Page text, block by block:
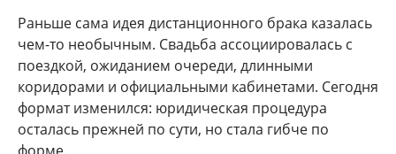
Раньше сама идея дистанционного брака казалась
чем-то необычным. Свадьба ассоциировалась с
поездкой, ожиданием очереди, длинными
коридорами и официальными кабинетами. Сегодня
формат изменился: юридическая процедура
осталась прежней по сути, но стала гибче по